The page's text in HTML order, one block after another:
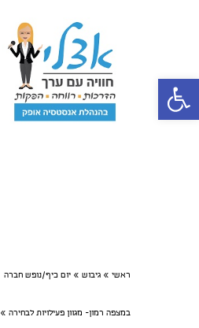
פתח סרגל נגישות
ראשי » גיבוש » יום כיף/נופש חברה
במצפה רמון- מגוון פעילויות לבחירה »